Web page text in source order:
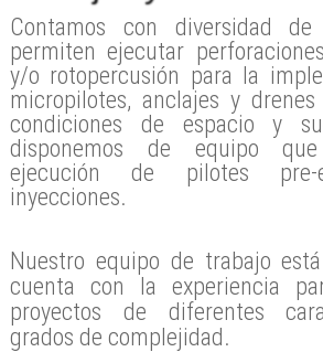
Contamos con diversidad
permiten ejecutar
y/o rotopercusión para la
micropilotes, anclajes y
condiciones de espacio y
disponemos de equipo
ejecución de pilotes pre-
inyecciones.
Nuestro equipo de trabajo
cuenta con la experiencia
proyectos de diferentes
grados de complejidad.